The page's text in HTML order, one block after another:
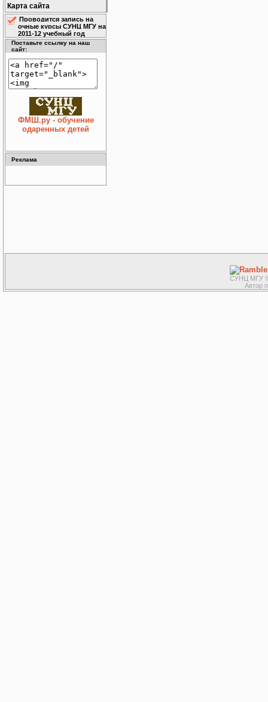
Карта сайта
Проводится запись на
очные курсы СУНЦ МГУ на
2011-12 учебный год
Поставьте ссылку на наш
сайт:
ФМШ.ру - обучение
одаренных детей
Реклама
СУНЦ МГУ ©
Автор